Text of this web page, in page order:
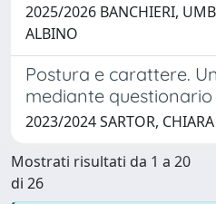
2025/2026 BANCHIERI,
ALBINO
Postura e carattere.
mediante questionario
2023/2024 SARTOR, CHIARA
Mostrati risultati da 1 a 20
di 26